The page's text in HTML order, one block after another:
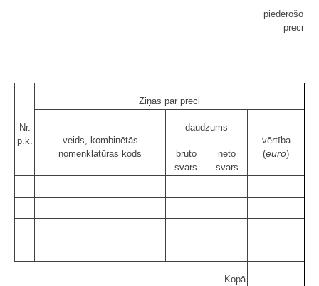
piederošo
preci
Nr.
p.k.
Ziņas par preci
veids, kombinētās
nomenklatūras kods
daudzums
vērtība
(euro)
bruto
svars
neto
svars
Kopā